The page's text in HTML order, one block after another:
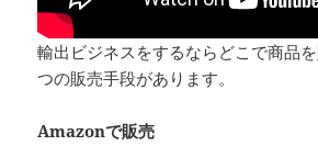
輸出ビジネスをするならどこで商品
つの販売手段があります。
Amazonで販売